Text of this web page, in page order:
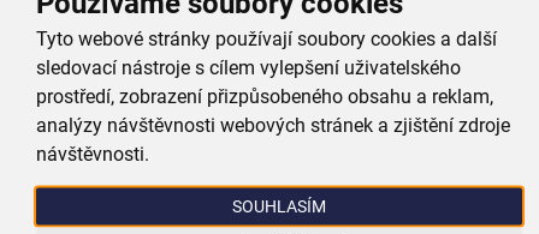
Tyto webové stránky používají soubory cookies a další
sledovací nástroje s cílem vylepšení uživatelského
prostředí, zobrazení přizpůsobeného obsahu a reklam,
analýzy návštěvnosti webových stránek a zjištění zdroje
návštěvnosti.
SOUHLASÍM
Vařečka 28 cm
skladem
149,00 Kč
Vložit do košíku